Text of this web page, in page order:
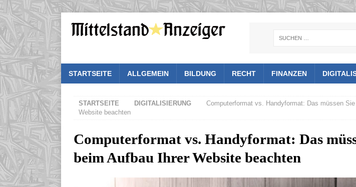
STARTSEITE ALLGEMEIN BILDUNG RECHT FINANZEN
STARTSEITE DIGITALISIERUNG
Computerformat vs. Handyformat: Das müssen
Website beachten
Computerformat vs. Handyformat: Das
beim Aufbau Ihrer Website beachten